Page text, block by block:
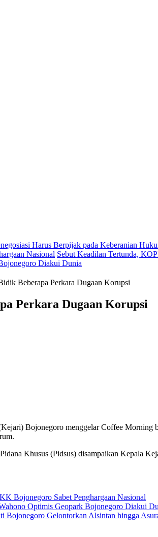
Harus Berpijak pada Keberanian
Nasional Sebut Keadilan Tertunda,
Diakui Dunia
Beberapa Perkara Dugaan Korupsi
Perkara Dugaan Korupsi
Bojonegoro menggelar Coffee
Khusus (Pidsus) disampaikan Kepala
Bojonegoro Sabet Penghargaan Nasional
Optimis Geopark Bojonegoro Diakui
Bojonegoro Gelontorkan Alsintan hingga